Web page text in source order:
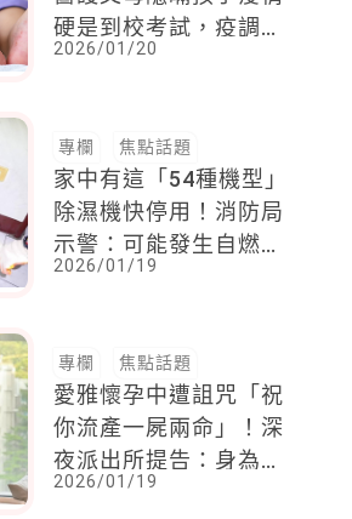
硬是到校考試，疫調又
未吐實，依法重罰12萬
2026/01/20
專欄 焦點話題
家中有這「54種機型」
除濕機快停用！消防局
示警：可能發生自燃危
險
2026/01/19
專欄 焦點話題
愛雅懷孕中遭詛咒「祝
你流產一屍兩命」！深
夜派出所提告：身為母
親，無法也不該視若無
2026/01/19